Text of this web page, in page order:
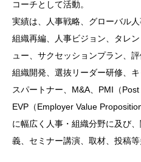
コーチとして活動。
実績は、人事戦略、グローバル
組織再編、人事ビジョン、タレ
ュー、サクセッションプラン、
組織開発、選抜リーダー研修、
スパートナー、M&A、PMI（
EVP（Employer Value
に幅広く人事・組織分野に及び
義、セミナー講演、取材、投稿等